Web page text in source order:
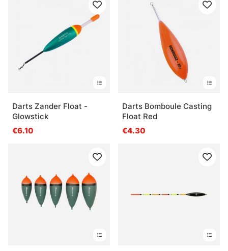
Darts Zander Float -
Glowstick
€6.10
Darts Bomboule Casting
Float Red
€4.30